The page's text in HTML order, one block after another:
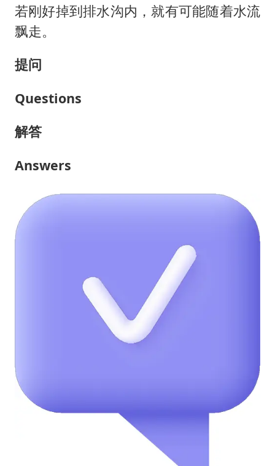
若刚好掉到排水沟内，就有可能随着水流
飘走。
提问
Questions
解答
Answers